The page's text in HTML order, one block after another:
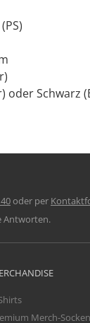
oder Schwarz
oder per
Antworten.
Merch-Socken